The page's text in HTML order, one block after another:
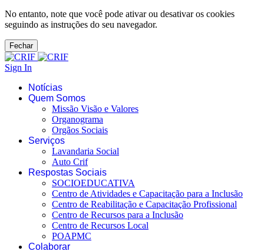
No entanto, note que você pode ativar ou desativar os cookies
seguindo as instruções do seu navegador.
Fechar
Sign In
Notícias
Quem Somos
Missão Visão e Valores
Organograma
Orgãos Sociais
Serviços
Lavandaria Social
Auto Crif
Respostas Sociais
SOCIOEDUCATIVA
Centro de Atividades e Capacitação para a Inclusão
Centro de Reabilitação e Capacitação Profissional
Centro de Recursos para a Inclusão
Centro de Recursos Local
POAPMC
Colaborar